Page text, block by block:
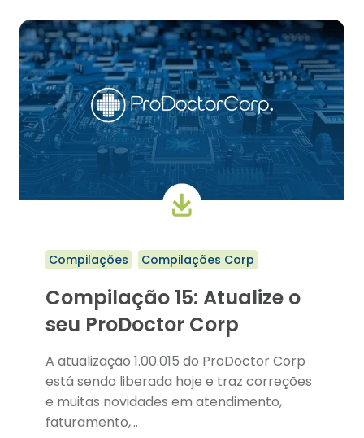
PRODOCTOR
Compilações Compilações Corp
Compilação 15: Atualize o
seu ProDoctor Corp
A atualização 1.00.015 do ProDoctor Corp
está sendo liberada hoje e traz correções
e muitas novidades em atendimento,
faturamento,…